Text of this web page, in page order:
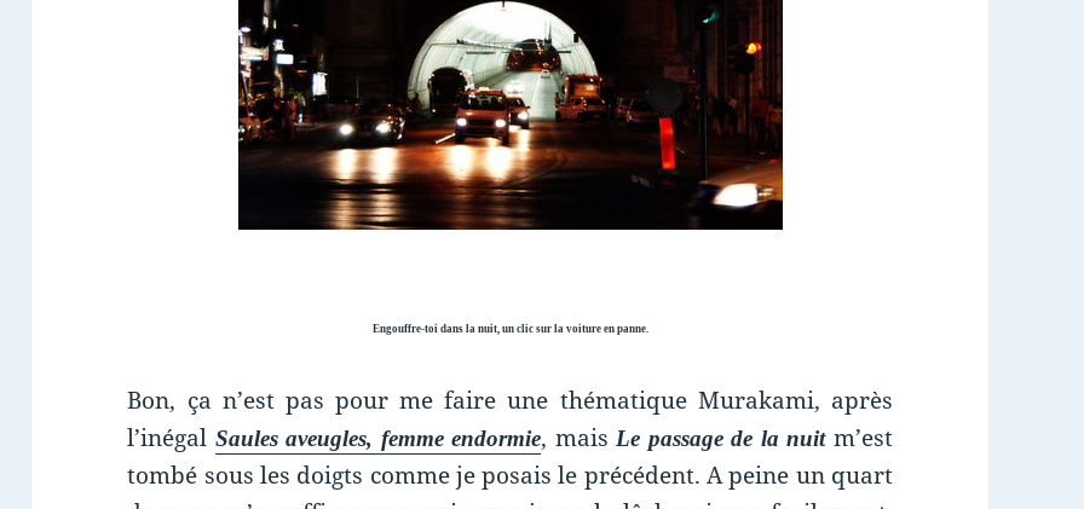
Engouffre-toi dans la nuit, un clic sur la voiture en panne.
Bon, ça n’est pas pour me faire une thématique Murakami, après
l’inégal Saules aveugles, femme endormie, maisLe passage de la nuitm’est
tombé sous les doigts comme je posais le précédent. A peine un quart